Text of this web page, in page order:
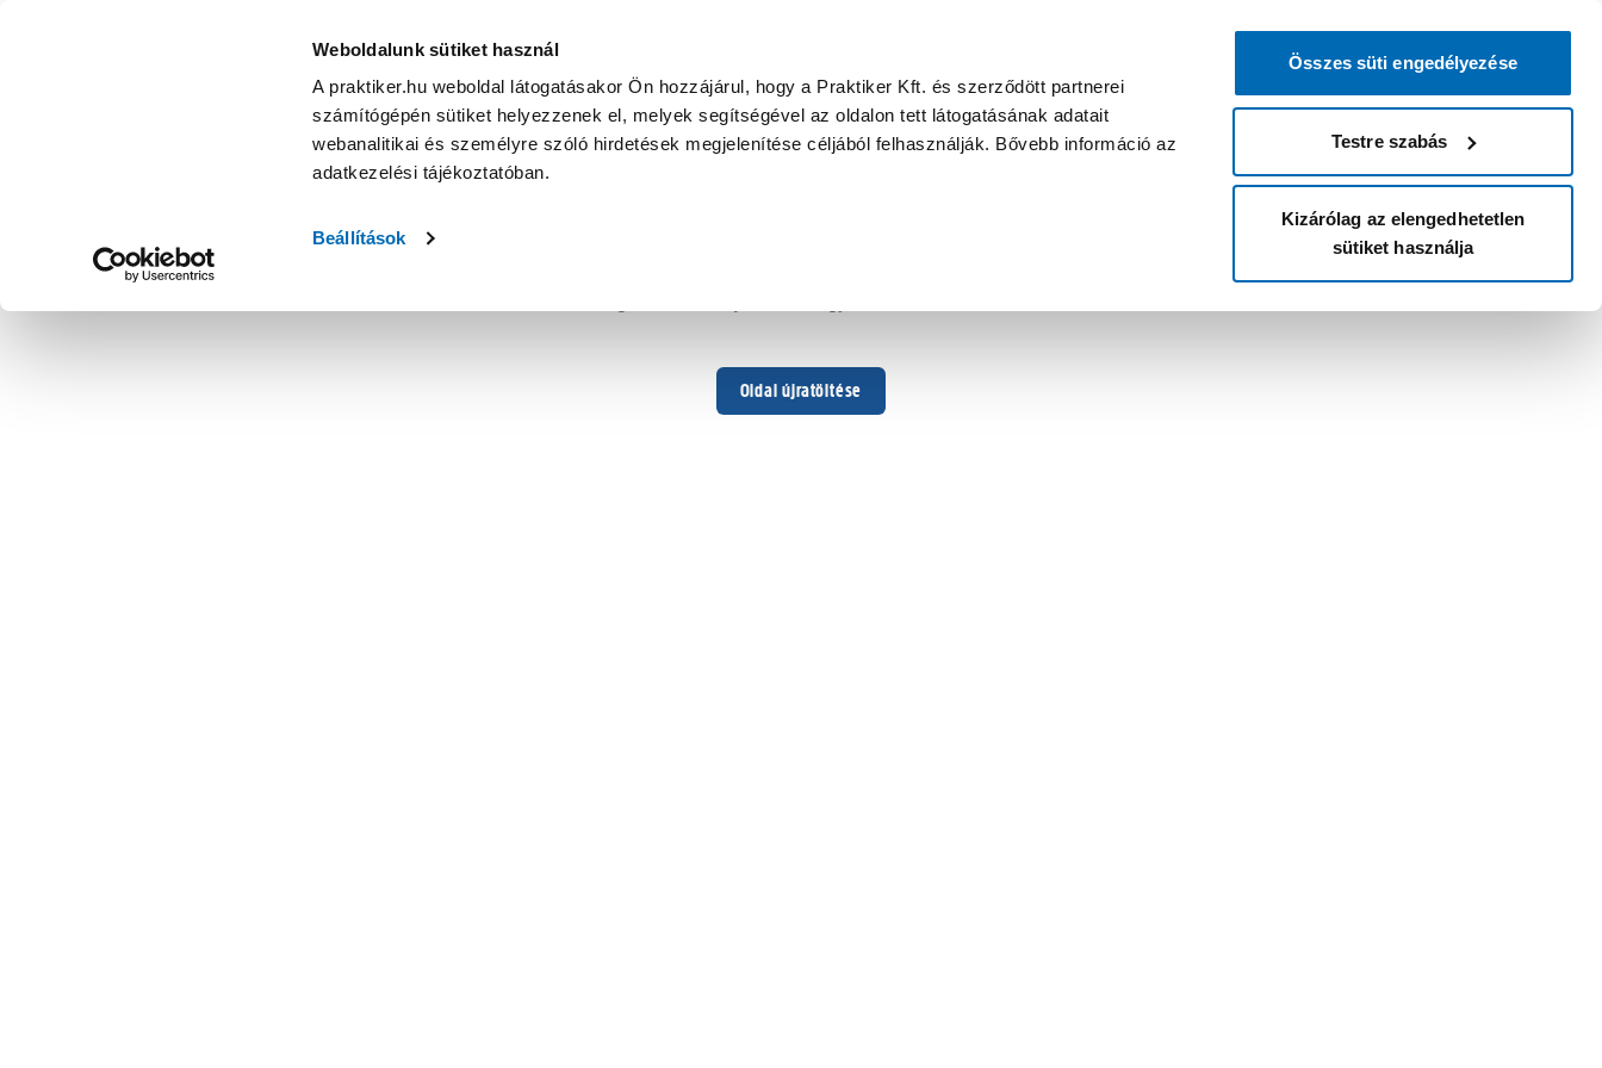
Weboldalunk sütiket használ
A praktiker.hu weboldal látogatásakor Ön hozzájárul, hogy a Praktiker Kft. és szerződött partnerei
számítógépén sütiket helyezzenek el, melyek segítségével az oldalon tett látogatásának adatait
webanalitikai és személyre szóló hirdetések megjelenítése céljából felhasználják. Bővebb információ az
adatkezelési tájékoztatóban.
Beállítások
Összes süti engedélyezése
Testre szabás
Kizárólag az elengedhetetlen
sütiket használja
Oldal újratöltése